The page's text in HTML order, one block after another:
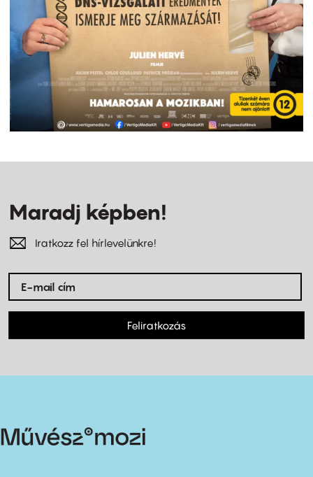
Maradj képben!
Iratkozz fel hírlevelünkre!
Feliratkozás